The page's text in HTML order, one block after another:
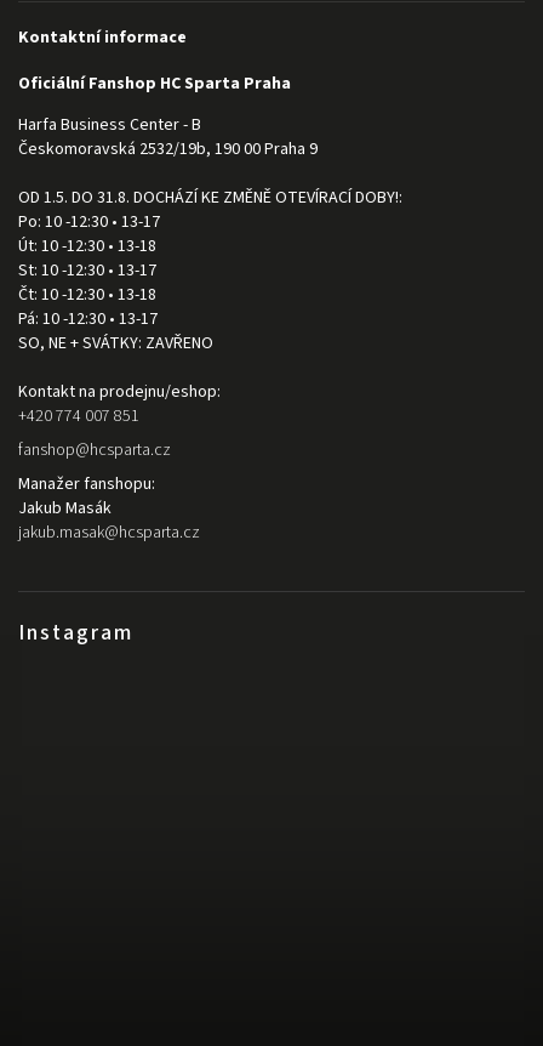
Instagram
Kontaktní informace
Oficiální Fanshop HC Sparta Praha
Harfa Business Center - B
Českomoravská 2532/19b, 190 00 Praha 9
OD 1.5. DO 31.8. DOCHÁZÍ KE ZMĚNĚ OTEVÍRACÍ DOBY!:
Po: 10 -12:30 • 13-17
Út: 10 -12:30 • 13-18
St: 10 -12:30 • 13-17
Čt: 10 -12:30 • 13-18
Pá: 10 -12:30 • 13-17
SO, NE + SVÁTKY: ZAVŘENO
Kontakt na prodejnu/eshop:
+420 774 007 851
fanshop@hcsparta.cz
Manažer fanshopu:
Jakub Masák
jakub.masak@hcsparta.cz